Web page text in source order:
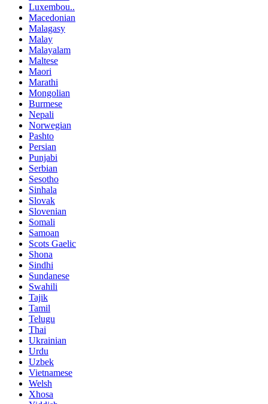
Luxembou..
Macedonian
Malagasy
Malay
Malayalam
Maltese
Maori
Marathi
Mongolian
Burmese
Nepali
Norwegian
Pashto
Persian
Punjabi
Serbian
Sesotho
Sinhala
Slovak
Slovenian
Somali
Samoan
Scots Gaelic
Shona
Sindhi
Sundanese
Swahili
Tajik
Tamil
Telugu
Thai
Ukrainian
Urdu
Uzbek
Vietnamese
Welsh
Xhosa